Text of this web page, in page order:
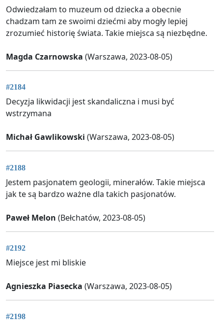
Odwiedzałam to muzeum od dziecka a obecnie
chadzam tam ze swoimi dziećmi aby mogły lepiej
zrozumieć historię świata. Takie miejsca są niezbędne.
Magda Czarnowska (Warszawa, 2023-08-05)
#2184
Decyzja likwidacji jest skandaliczna i musi być
wstrzymana
Michał Gawlikowski (Warszawa, 2023-08-05)
#2188
Jestem pasjonatem geologii, minerałów. Takie miejsca
jak te są bardzo ważne dla takich pasjonatów.
Paweł Melon (Bełchatów, 2023-08-05)
#2192
Miejsce jest mi bliskie
Agnieszka Piasecka (Warszawa, 2023-08-05)
#2198